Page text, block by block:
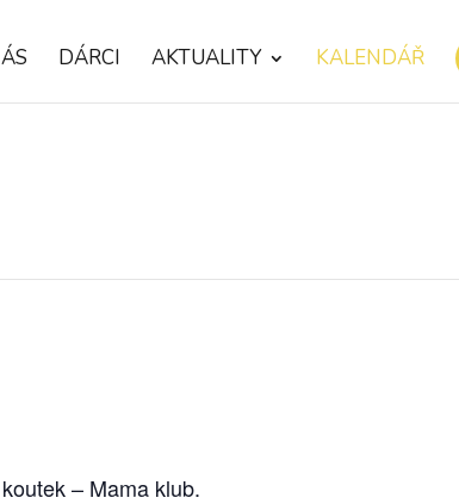
DÁRCI AKTUALITY KALENDÁŘ
– Mama klub.